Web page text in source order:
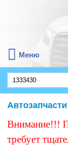
Меню
Автозапчасти
Внимание!!!
требует